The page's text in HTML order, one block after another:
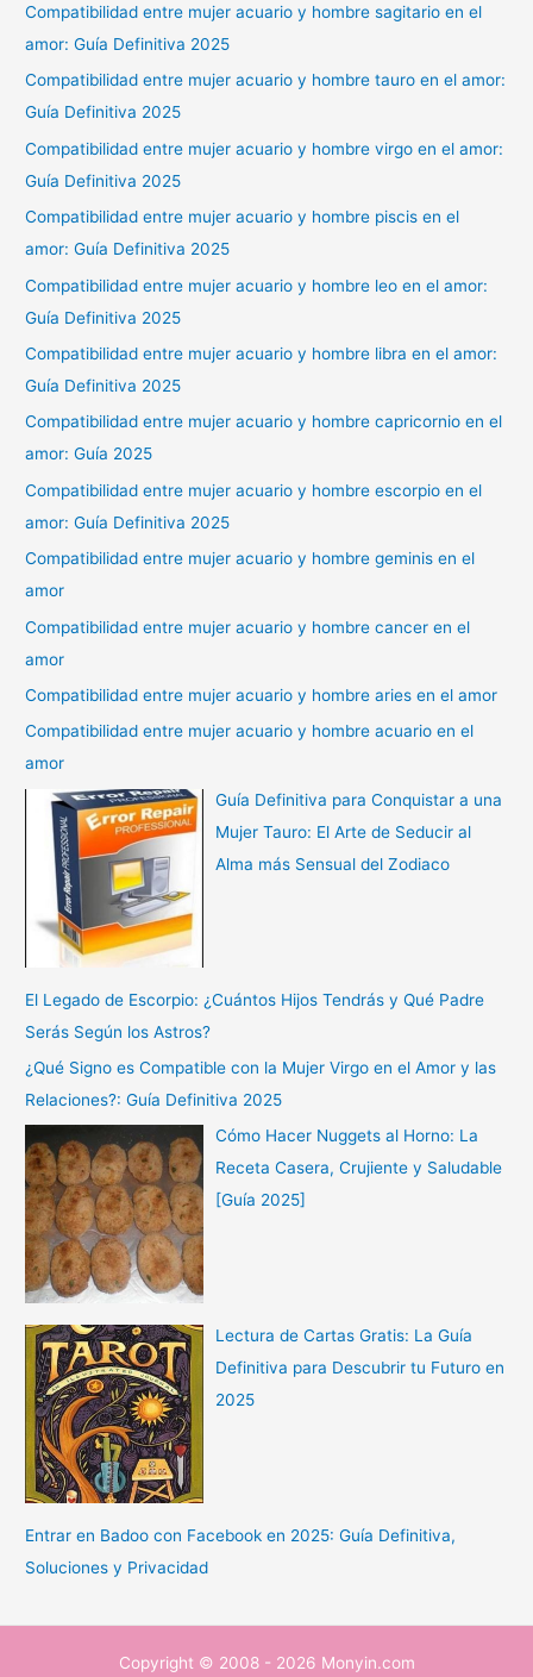
Compatibilidad entre mujer acuario y hombre sagitario en el
amor: Guía Definitiva 2025
Compatibilidad entre mujer acuario y hombre tauro en el amor:
Guía Definitiva 2025
Compatibilidad entre mujer acuario y hombre virgo en el amor:
Guía Definitiva 2025
Compatibilidad entre mujer acuario y hombre piscis en el
amor: Guía Definitiva 2025
Compatibilidad entre mujer acuario y hombre leo en el amor:
Guía Definitiva 2025
Compatibilidad entre mujer acuario y hombre libra en el amor:
Guía Definitiva 2025
Compatibilidad entre mujer acuario y hombre capricornio en el
amor: Guía 2025
Compatibilidad entre mujer acuario y hombre escorpio en el
amor: Guía Definitiva 2025
Compatibilidad entre mujer acuario y hombre geminis en el
amor
Compatibilidad entre mujer acuario y hombre cancer en el
amor
Compatibilidad entre mujer acuario y hombre aries en el amor
Compatibilidad entre mujer acuario y hombre acuario en el
amor
Guía Definitiva para Conquistar a una
Mujer Tauro: El Arte de Seducir al
Alma más Sensual del Zodiaco
El Legado de Escorpio: ¿Cuántos Hijos Tendrás y Qué Padre
Serás Según los Astros?
¿Qué Signo es Compatible con la Mujer Virgo en el Amor y las
Relaciones?: Guía Definitiva 2025
Cómo Hacer Nuggets al Horno: La
Receta Casera, Crujiente y Saludable
[Guía 2025]
Lectura de Cartas Gratis: La Guía
Definitiva para Descubrir tu Futuro en
2025
Entrar en Badoo con Facebook en 2025: Guía Definitiva,
Soluciones y Privacidad
Copyright © 2008 - 2026 Monyin.com